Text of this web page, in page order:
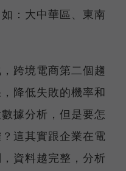
：大中華區、東南
跨境電商第二個趨
降低失敗的機率和
據分析，但是要怎
這其實跟企業在電
資料越完整，分析